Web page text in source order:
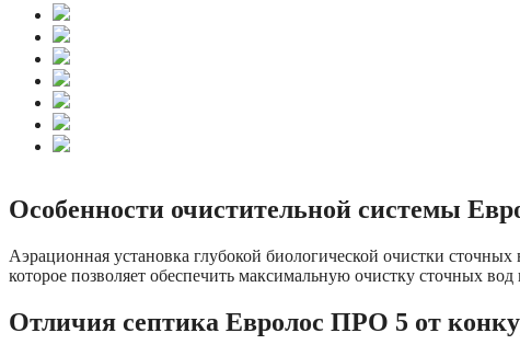
Особенности очистительной системы
Аэрационная установка глубокой биологической очистки
которое позволяет обеспечить максимальную очистку сточных вод
Отличия септика Евролос ПРО 5 от